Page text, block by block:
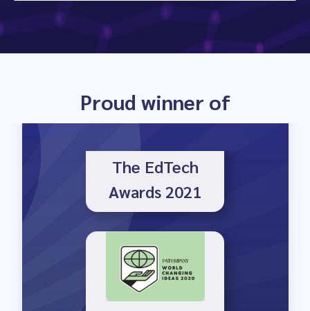
Proud winner of
Awards 2021
World changing
ideas 2020